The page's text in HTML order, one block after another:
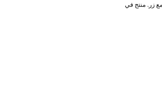
مع زر. منتج في